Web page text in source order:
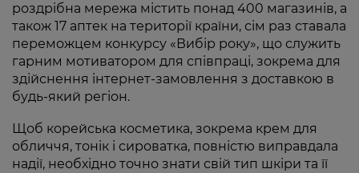
роздрібна мережа містить понад 400 магазинів, а
також 17 аптек на території країни, сім раз ставала
переможцем конкурсу «Вибір року», що служить
гарним мотиватором для співпраці, зокрема для
здійснення інтернет-замовлення з доставкою в
будь-який регіон.
Щоб корейська косметика, зокрема крем для
обличчя, тонік і сироватка, повністю виправдала
надії, необхідно точно знати свій тип шкіри та її